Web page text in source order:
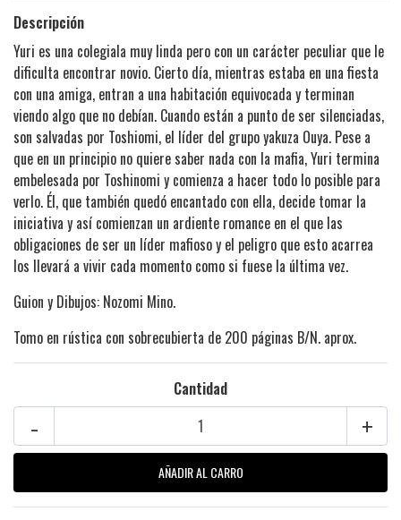
Descripción
Yuri es una colegiala muy linda pero con un carácter peculiar que le
dificulta encontrar novio. Cierto día, mientras estaba en una fiesta
con una amiga, entran a una habitación equivocada y terminan
viendo algo que no debían. Cuando están a punto de ser silenciadas,
son salvadas por Toshiomi, el líder del grupo yakuza Ouya. Pese a
que en un principio no quiere saber nada con la mafia, Yuri termina
embelesada por Toshinomi y comienza a hacer todo lo posible para
verlo. Él, que también quedó encantado con ella, decide tomar la
iniciativa y así comienzan un ardiente romance en el que las
obligaciones de ser un líder mafioso y el peligro que esto acarrea
los llevará a vivir cada momento como si fuese la última vez.
Guion y Dibujos: Nozomi Mino.
Tomo en rústica con sobrecubierta de 200 páginas B/N. aprox.
Cantidad
+
-